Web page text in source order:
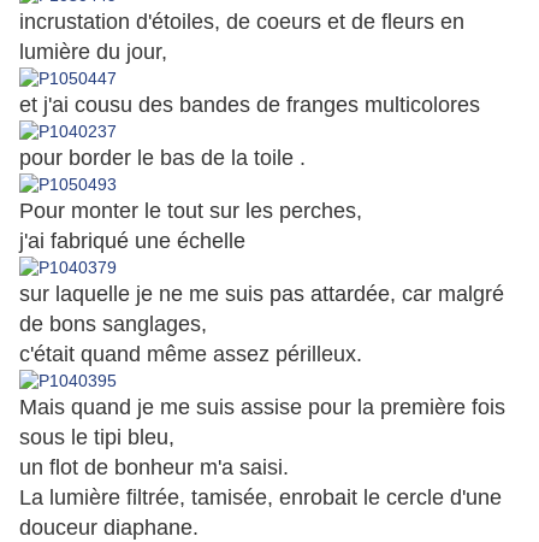
incrustation d'étoiles, de coeurs et de fleurs en
lumière du jour,
et j'ai cousu des bandes de franges multicolores
pour border le bas de la toile .
Pour monter le tout sur les perches,
j'ai fabriqué une échelle
sur laquelle je ne me suis pas attardée, car malgré
de bons sanglages,
c'était quand même assez périlleux.
Mais quand je me suis assise pour la première fois
sous le tipi bleu,
un flot de bonheur m'a saisi.
La lumière filtrée, tamisée, enrobait le cercle d'une
douceur diaphane.